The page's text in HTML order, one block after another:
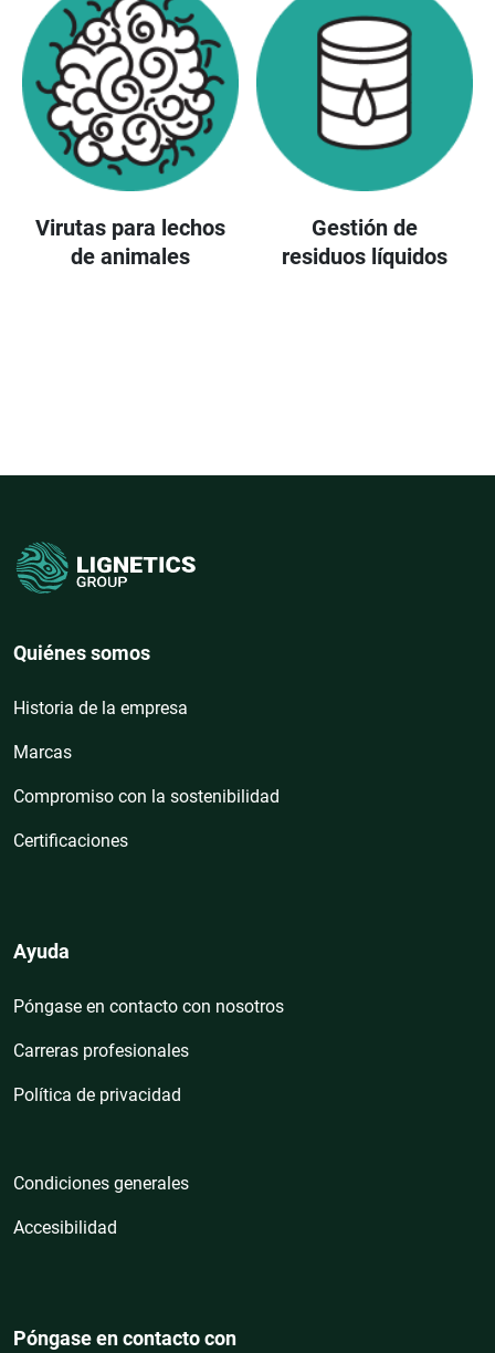
Virutas para lechos
de animales
Gestión de
residuos líquidos
Quiénes somos
Historia de la empresa
Marcas
Compromiso con la sostenibilidad
Certificaciones
Ayuda
Póngase en contacto con nosotros
Carreras profesionales
Política de privacidad
Condiciones generales
Accesibilidad
Póngase en contacto con